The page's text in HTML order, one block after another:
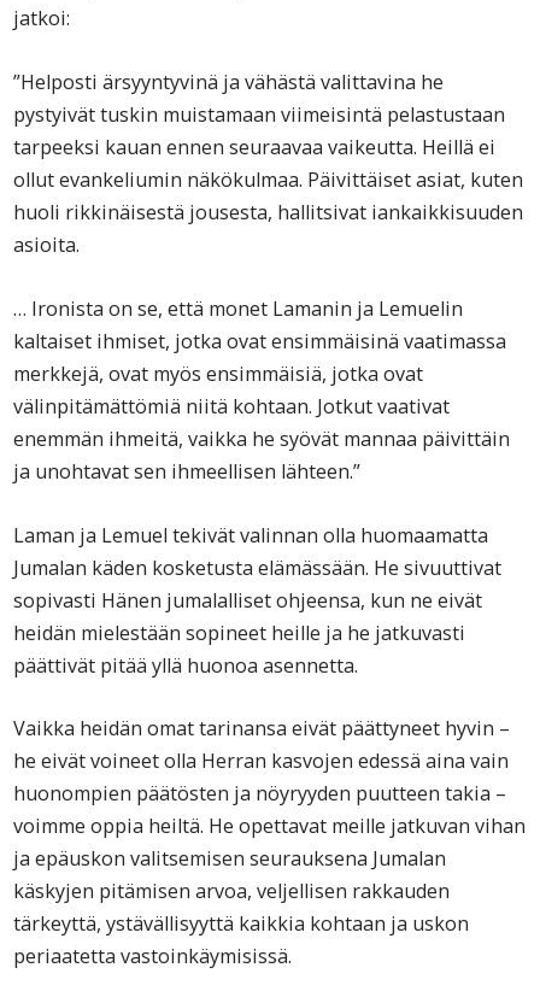
jatkoi:
”Helposti ärsyyntyvinä ja vähästä valittavina he
pystyivät tuskin muistamaan viimeisintä pelastustaan
tarpeeksi kauan ennen seuraavaa vaikeutta. Heillä ei
ollut evankeliumin näkökulmaa. Päivittäiset asiat, kuten
huoli rikkinäisestä jousesta, hallitsivat iankaikkisuuden
asioita.
… Ironista on se, että monet Lamanin ja Lemuelin
kaltaiset ihmiset, jotka ovat ensimmäisinä vaatimassa
merkkejä, ovat myös ensimmäisiä, jotka ovat
välinpitämättömiä niitä kohtaan. Jotkut vaativat
enemmän ihmeitä, vaikka he syövät mannaa päivittäin
ja unohtavat sen ihmeellisen lähteen.”
Laman ja Lemuel tekivät valinnan olla huomaamatta
Jumalan käden kosketusta elämässään. He sivuuttivat
sopivasti Hänen jumalalliset ohjeensa, kun ne eivät
heidän mielestään sopineet heille ja he jatkuvasti
päättivät pitää yllä huonoa asennetta.
Vaikka heidän omat tarinansa eivät päättyneet hyvin –
he eivät voineet olla Herran kasvojen edessä aina vain
huonompien päätösten ja nöyryyden puutteen takia –
voimme oppia heiltä. He opettavat meille jatkuvan vihan
ja epäuskon valitsemisen seurauksena Jumalan
käskyjen pitämisen arvoa, veljellisen rakkauden
tärkeyttä, ystävällisyyttä kaikkia kohtaan ja uskon
periaatetta vastoinkäymisissä.